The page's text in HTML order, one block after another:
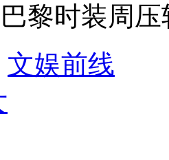
9个月获释
时装周压
文娱前线